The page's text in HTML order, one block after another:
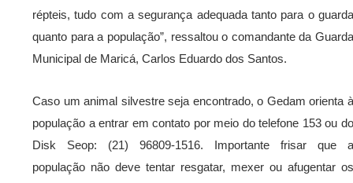
répteis, tudo com a segurança adequada tanto para o guarda
quanto para a população”, ressaltou o comandante da Guarda
Municipal de Maricá, Carlos Eduardo dos Santos.
Caso um animal silvestre seja encontrado, o Gedam orienta à
população a entrar em contato por meio do telefone 153 ou do
Disk Seop: (21) 96809-1516. Importante frisar que a
população não deve tentar resgatar, mexer ou afugentar os